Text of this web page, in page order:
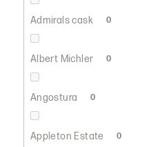
Admirals cask 0
Albert Michler 0
Angostura 0
Appleton Estate 0